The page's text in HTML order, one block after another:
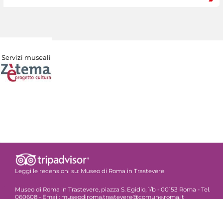
Servizi museali
Leggi le recensioni su: Museo di Roma in Trastevere
Museo di Roma in Trastevere, piazza S. Egidio, 1/b - 00153 Roma - Tel.
060608 - Email: museodiroma.trastevere@comune.roma.it